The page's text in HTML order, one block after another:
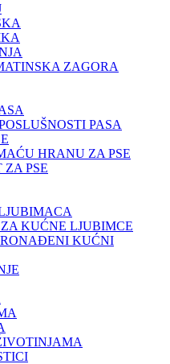
ZAGORA
PASA
HRANU ZA PSE
ZA PSE
KUĆNE LJUBIMCE
KUĆNI